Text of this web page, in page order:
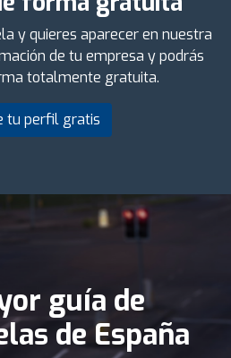
y quieres aparecer en nuestra
de tu empresa y podrás
totalmente gratuita.
tu perfil gratis
guía de
de España